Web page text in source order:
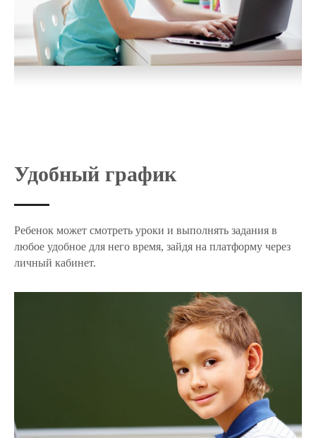
Удобный график
Ребенок может смотреть уроки и выполнять задания в
любое удобное для него время, зайдя на платформу через
личный кабинет.